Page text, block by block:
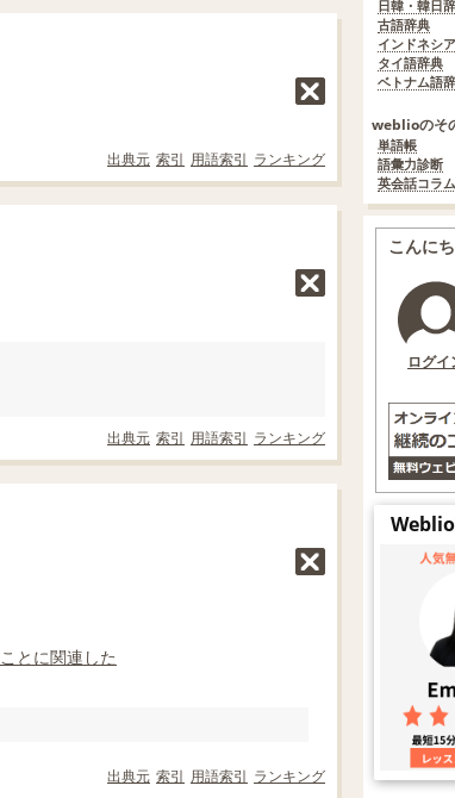
出典元 索引 用語索引 ランキング
出典元 索引 用語索引 ランキング
ことに関連した
出典元 索引 用語索引 ランキング
日韓・韓日
古語辞典
インドネシ
タイ語辞典
ベトナム語
weblioのそ
単語帳
語彙力診断
英会話コラム
こんに
ログイ
Weblio